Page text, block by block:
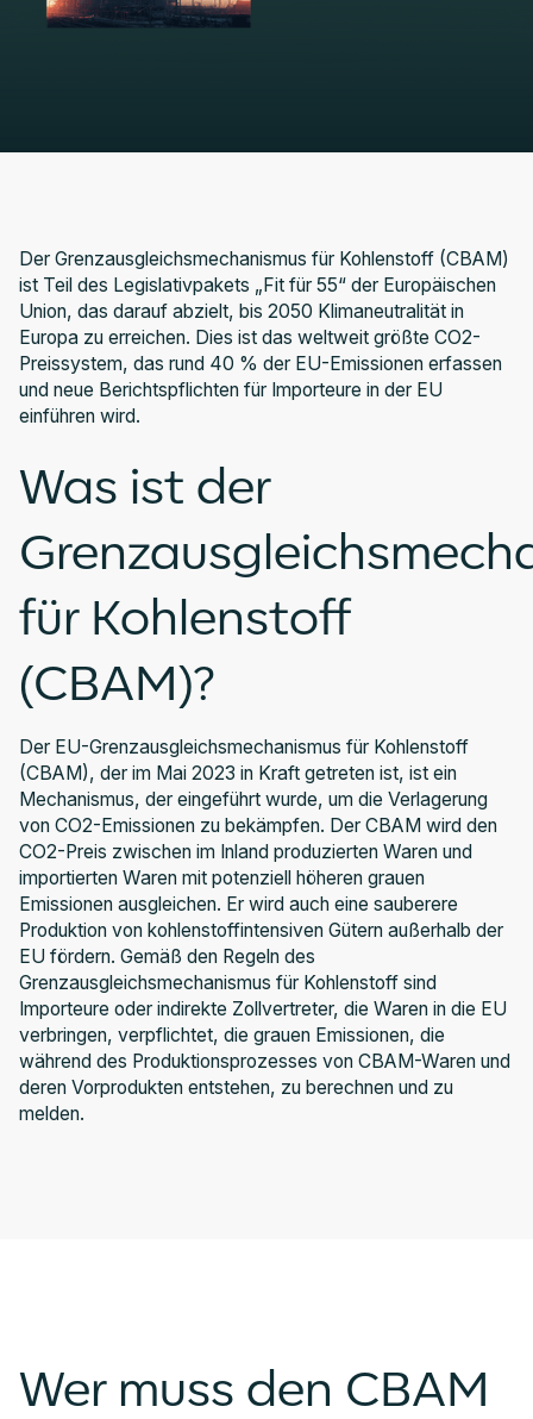
Der Grenzausgleichsmechanismus für Kohlenstoff (CBAM)
ist Teil des Legislativpakets „Fit für 55“ der Europäischen
Union, das darauf abzielt, bis 2050 Klimaneutralität in
Europa zu erreichen. Dies ist das weltweit größte CO2-
Preissystem, das rund 40 % der EU-Emissionen erfassen
und neue Berichtspflichten für Importeure in der EU
einführen wird.
Was ist der
für Kohlenstoff
(CBAM)?
Der EU-Grenzausgleichsmechanismus für Kohlenstoff
(CBAM), der im Mai 2023 in Kraft getreten ist, ist ein
Mechanismus, der eingeführt wurde, um die Verlagerung
von CO2-Emissionen zu bekämpfen. Der CBAM wird den
CO2-Preis zwischen im Inland produzierten Waren und
importierten Waren mit potenziell höheren grauen
Emissionen ausgleichen. Er wird auch eine sauberere
Produktion von kohlenstoffintensiven Gütern außerhalb der
EU fördern. Gemäß den Regeln des
Grenzausgleichsmechanismus für Kohlenstoff sind
Importeure oder indirekte Zollvertreter, die Waren in die EU
verbringen, verpflichtet, die grauen Emissionen, die
während des Produktionsprozesses von CBAM-Waren und
deren Vorprodukten entstehen, zu berechnen und zu
melden.
Wer muss den CBAM